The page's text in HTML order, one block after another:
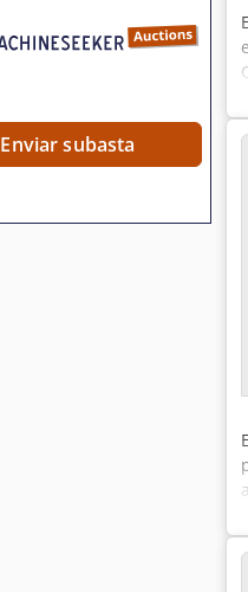
Enviar subasta